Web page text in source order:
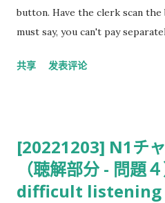
button. Have the clerk scan the
must say, you can't pay
methods (Famipay+Cash) to
共享 发表评论
[20221203] N1チ
（聴解部分 - 問題
difficult listening